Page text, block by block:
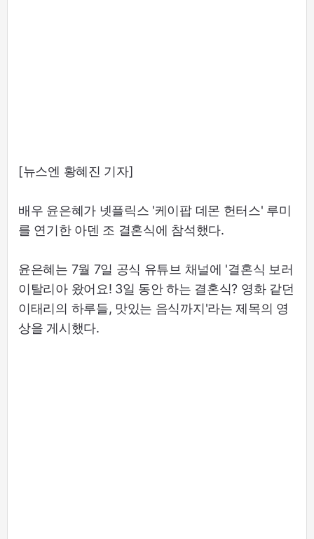
[뉴스엔 황혜진 기자]
배우 윤은혜가 넷플릭스 '케이팝 데몬 헌터스' 루미
를 연기한 아덴 조 결혼식에 참석했다.
윤은혜는 7월 7일 공식 유튜브 채널에 '결혼식 보러
이탈리아 왔어요! 3일 동안 하는 결혼식? 영화 같던
이태리의 하루들, 맛있는 음식까지'라는 제목의 영
상을 게시했다.